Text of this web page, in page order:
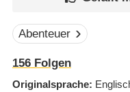
Abenteuer
156Folgen
Originalsprache